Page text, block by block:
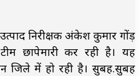
निरीक्षक अंकेश कुमार गोंड़
छापेमारी कर रही है। यह
जिले में हो रही है। सुबह.सुबह